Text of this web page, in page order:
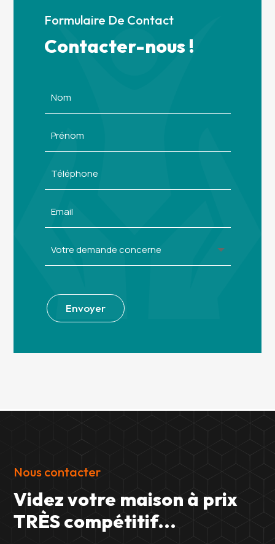
Formulaire De Contact
Contacter-nous !
Envoyer
Nous contacter
Videz votre maison à prix
TRÈS compétitif...